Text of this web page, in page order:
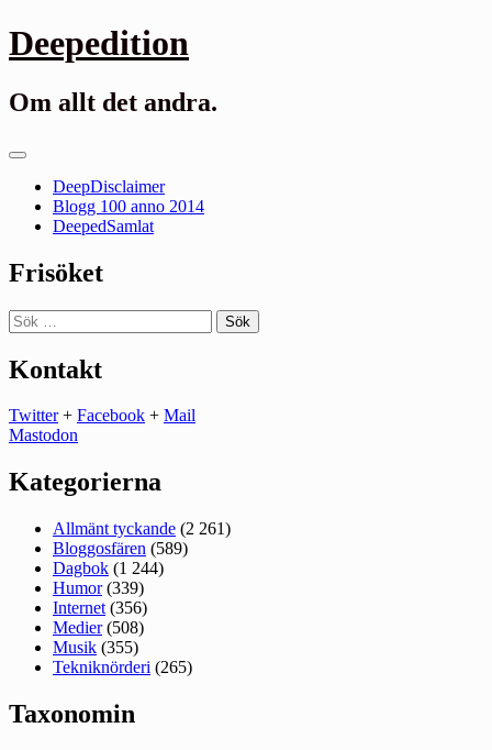
Gå
till
Deepedition
Om allt det andra.
Primär
DeepDisclaimer
Blogg 100 anno 2014
DeepedSamlat
Frisöket
Sök
efter:
Kontakt
Twitter+ Facebook + Mail
Mastodon
Kategorierna
Allmänt tyckande (2 261)
Bloggosfären (589)
Dagbok (1 244)
Humor(339)
Internet (356)
Medier(508)
Musik (355)
Tekniknörderi (265)
Taxonomin